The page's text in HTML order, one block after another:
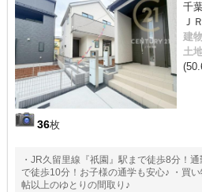
36枚
千
Ｊ
建
土
・JR久留里線『祇園』駅まで徒歩8分！
で徒歩10分！お子様の通学も安心♪ ・買
帖以上のゆとりの間取り♪